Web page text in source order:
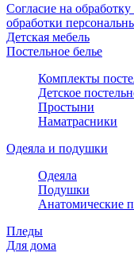
Согласие на
обработки
Детская мебель
Постельное белье
Комплекты
Детское
Простыни
Наматрасники
Одеяла и подушки
Одеяла
Подушки
Анатомические
Пледы
Для дома